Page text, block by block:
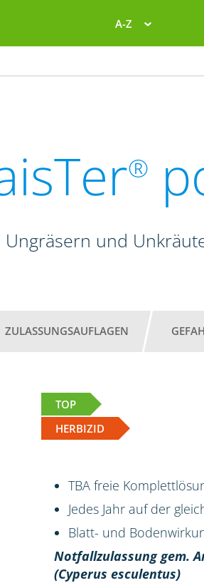
A-Z
®
und
ZULASSUNGSAUFLAGEN
TOP
HERBIZID
TBA freie
Jedes Jahr auf der
Blatt- und
Notfallzulassung gem.
(Cyperus esculentus)